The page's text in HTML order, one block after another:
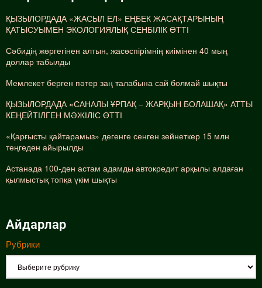
ҚЫЗЫЛОРДАДА «ЖАСЫЛ ЕЛ» ЕҢБЕК ЖАСАҚТАРЫНЫҢ
ҚАТЫСУЫМЕН ЭКОЛОГИЯЛЫҚ СЕНБІЛІК ӨТТІ
Сәбидің жөргегінен алтын, жасөспірімнің киімінен 40 мың
доллар табылды
Мемлекет берген пәтер заң талабына сай болмай шықты
ҚЫЗЫЛОРДАДА «САНАЛЫ ҰРПАҚ – ЖАРҚЫН БОЛАШАҚ» АТТЫ
КЕҢЕЙТІЛГЕН МӘЖІЛІС ӨТТІ
«Қарғысты қайтарамыз» дегенге сенген зейнеткер 15 млн
теңгеден айырылды
Астанада 100-ден астам адамды автокредит арқылы алдаған
қылмыстық топқа үкім шықты
Айдарлар
Рубрики